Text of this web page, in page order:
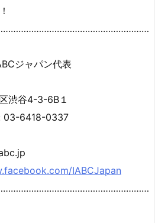
ジャパン代表
渋谷4-3-6B１
03-6418-0337
IABCJapan